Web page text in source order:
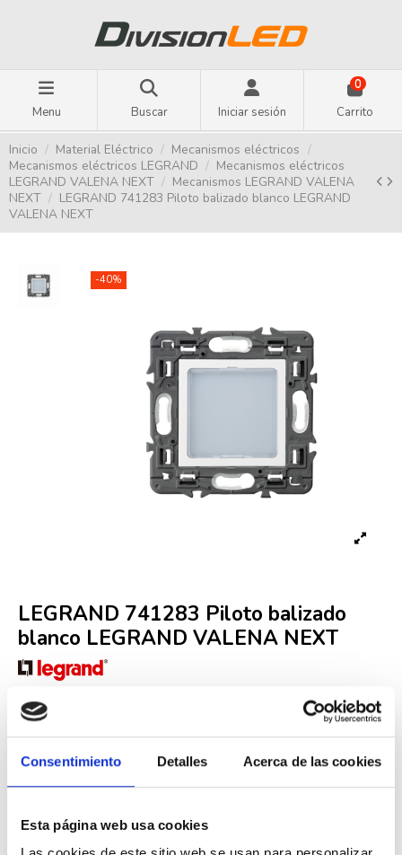
Consentimiento Detalles Acerca de las cookies
Esta página web usa cookies
Menu Buscar Iniciar sesión
0
Carrito
Inicio Material Eléctrico
Mecanismos eléctricos
Mecanismos eléctricos LEGRAND
Mecanismos eléctricos
LEGRAND VALENA NEXT
Mecanismos LEGRAND VALENA
NEXT
LEGRAND 741283 Piloto balizado blanco LEGRAND
VALENA NEXT
-40%
LEGRAND 741283 Piloto balizado
blanco LEGRAND VALENA NEXT
Referencia
Fuera de stock
32,96 €
Iva incluido